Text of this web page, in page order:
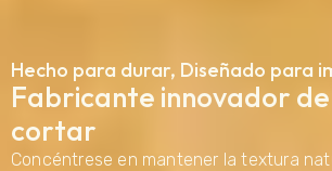
Hecho para durar, Diseñado para
Fabricante innovador
cortar
Concéntrese en mantener la textura